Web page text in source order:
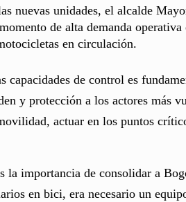
nuevas unidades, el alcalde
de alta demanda
en circulación.
capacidades de control es
y protección a los actores más
actuar en los puntos
la importancia de consolidar a
en bici, era necesario un